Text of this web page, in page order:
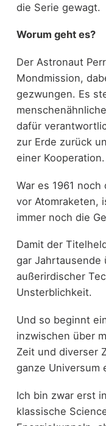
die Serie gewagt.
Worum geht es?
Der Astronaut
Mondmission,
gezwungen. Es
dafür
zur Erde zurück
einer Kooperation.
War es 1961
vor Atomraketen,
immer noch die
Damit der
gar Jahrtausende
außerirdischer
Unsterblichkeit.
Und so beginnt
inzwischen über
Zeit und diverser
ganze Universum
Ich bin zwar erst
klassische